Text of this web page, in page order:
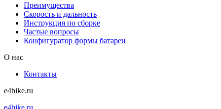
Преимущества
Скорость и дальность
Инструкция по сборке
Частые вопросы
Конфигуратор формы батареи
О нас
Контакты
e4bike.ru
e4bike.ru